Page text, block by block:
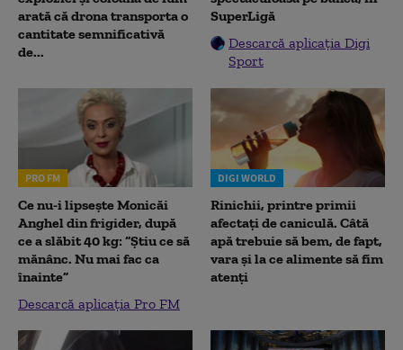
arată că drona transporta o
cantitate semnificativă
de...
SuperLigă
Descarcă aplicația Digi
Sport
PRO FM
Ce nu-i lipsește Monicăi
Anghel din frigider, după
ce a slăbit 40 kg: “Știu ce să
mănânc. Nu mai fac ca
înainte”
Descarcă aplicația Pro FM
DIGI WORLD
Rinichii, printre primii
afectați de caniculă. Câtă
apă trebuie să bem, de fapt,
vara și la ce alimente să fim
atenți